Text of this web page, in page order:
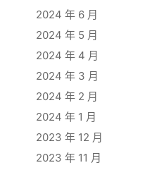
2024 年 6 月
2024 年 5 月
2024 年 4 月
2024 年 3 月
2024 年 2 月
2024 年 1 月
2023 年 12 月
2023 年 11 月